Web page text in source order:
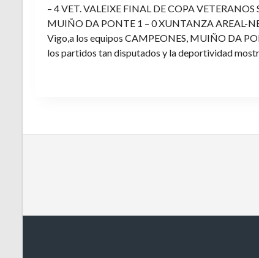
– 4 VET. VALEIXE FINAL DE COPA
MUIÑO DA PONTE 1 – 0 XUNTANZA AREAL-
Vigo,a los equipos CAMPEONES, MUIÑO DA
los partidos tan disputados y la deportividad